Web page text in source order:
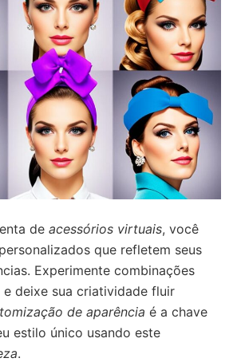
de acessórios virtuais, você
que refletem seus
Experimente combinações
e deixe sua criatividade fluir
de aparência é a chave
estilo único usando este
.